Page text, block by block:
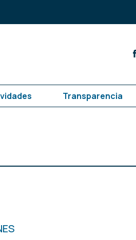
Transparencia